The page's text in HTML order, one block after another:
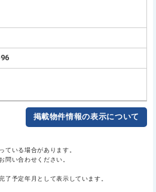
掲載物件情報の表示について
ている場合があります。
問い合わせください。
予定年月として表示しています。